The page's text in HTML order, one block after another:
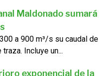
Maldonado sumará
a 900 m³/s su caudal de
Incluye un...
exponencial de la